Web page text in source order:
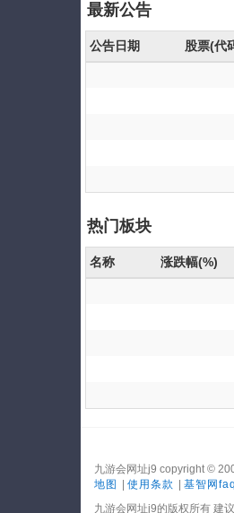
最新公告
公告日期 股票(代
热门板块
名称 涨跌幅(%)
九游会网址j9 copyright ©
地图
使用条款 基智网faq
九游会网址j9的版权所有 建